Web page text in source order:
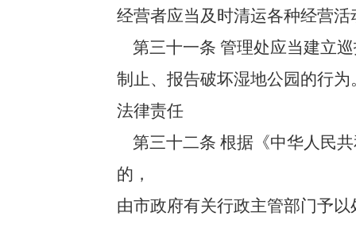
经营者应当及时清运各种经营
第三十一条 管理处应当建立
制止、报告破坏湿地公园的行为
法律责任
第三十二条 根据《中华人民
的，
由市政府有关行政主管部门予以